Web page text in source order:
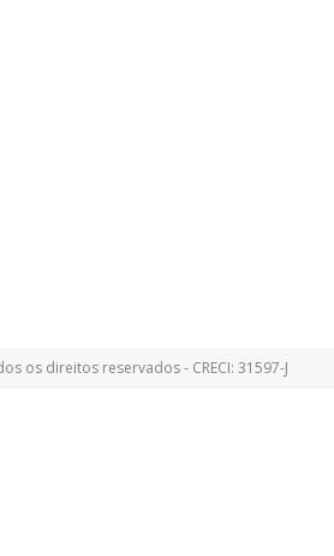
os direitos reservados - CRECI: 31597-J